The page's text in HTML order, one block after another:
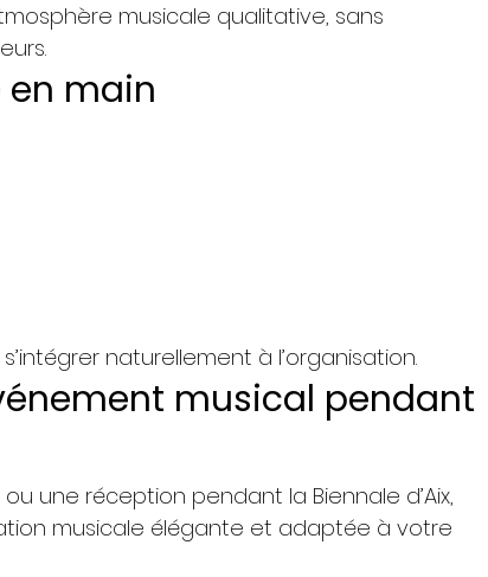
musicale qualitative, sans
en main
naturellement à l’organisation.
musical pendant
une réception pendant la Biennale d’Aix,
musicale élégante et adaptée à votre